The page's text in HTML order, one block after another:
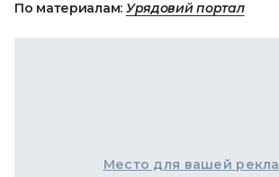
По материалам: Урядовий портал
Место для вашей